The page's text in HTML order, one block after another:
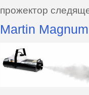
прожектор
Martin